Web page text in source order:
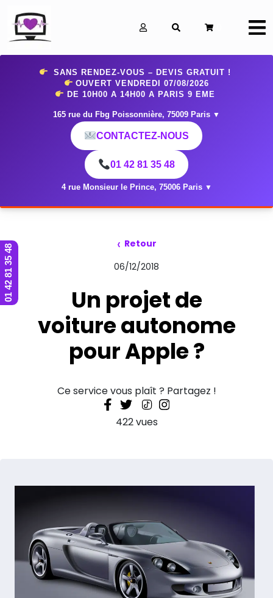
SANS RENDEZ-VOUS – DEVIS GRATUIT !
OUVERT VENDREDI 07/08/2026
DE 10H00 A 14H00 A PARIS 9 EME
165 rue du Fbg Poissonnière, 75009 Paris ▼
CONTACTEZ-NOUS
01 42 81 35 48
4 rue Monsieur le Prince, 75006 Paris ▼
‹ Retour
06/12/2018
Un projet de
voiture autonome
pour Apple ?
Ce service vous plaît ? Partagez !
422 vues
01 42 81 35 48